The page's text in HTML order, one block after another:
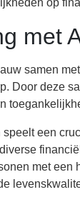
op
met
samen
Door deze
een
met